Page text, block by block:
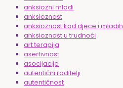
anksiozni mladi
anksioznost
anksioznost kod djece i mladih
anksioznost u trudnoći
art terapija
asertivnost
asocijacije
autentični roditelji
autentičnost